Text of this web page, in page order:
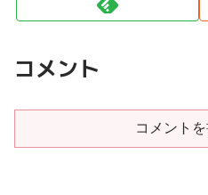
コメント
コメント